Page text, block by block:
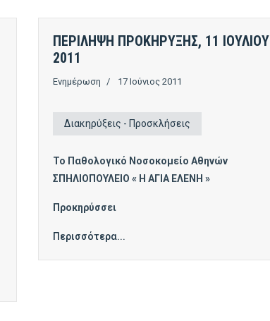
ΠΕΡΙΛΗΨΗ ΠΡΟΚΗΡΥΞΗΣ, 11 ΙΟΥΛΙΟΥ
2011
Ενημέρωση 17 Ιούνιος 2011
Διακηρύξεις - Προσκλήσεις
Το Παθολογικό Νοσοκομείο Αθηνών
ΣΠΗΛΙΟΠΟΥΛΕΙΟ « Η ΑΓΙΑ ΕΛΕΝΗ »
Προκηρύσσει
Περισσότερα...